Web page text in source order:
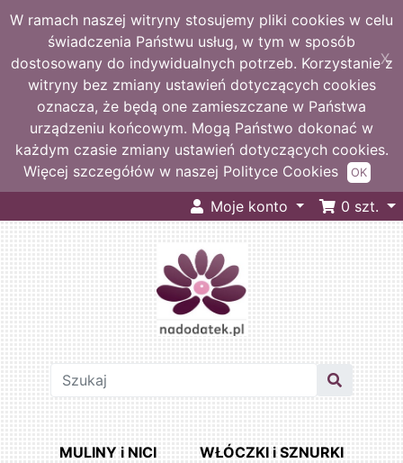
W ramach naszej witryny stosujemy pliki cookies w celu
świadczenia Państwu usług, w tym w sposób
dostosowany do indywidualnych potrzeb. Korzystanie z
witryny bez zmiany ustawień dotyczących cookies
oznacza, że będą one zamieszczane w Państwa
urządzeniu końcowym. Mogą Państwo dokonać w
każdym czasie zmiany ustawień dotyczących cookies.
Więcej szczegółów w naszej Polityce Cookies
X
OK
Moje konto 0 szt.
MULINY i NICI WŁÓCZKI i SZNURKI